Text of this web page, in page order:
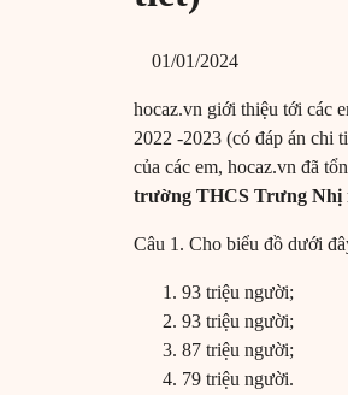
01/01/2024
hocaz.vn giới thiệu tới các
2022 -2023 (có đáp án chi
của các em, hocaz.vn đã
trường THCS Trưng Nhị
Câu 1. Cho biểu đồ dưới
93 triệu người;
93 triệu người;
87 triệu người;
79 triệu người.